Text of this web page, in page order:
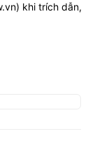
) khi trích dẫn,